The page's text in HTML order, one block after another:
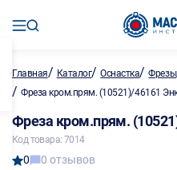
Главная/ Каталог/Оснастка/Фрезы
/ Фреза кром.прям. (10521)/46161
Фреза кром.прям.
Код товара: 7014
0 0 отзывов